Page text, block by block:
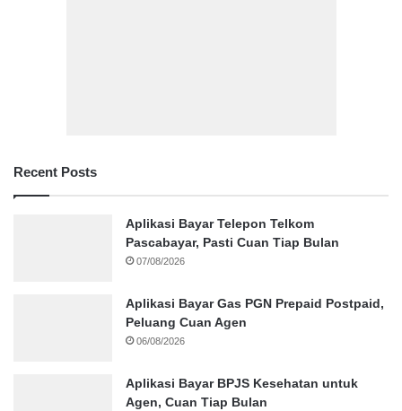
Recent Posts
Aplikasi Bayar Telepon Telkom
Pascabayar, Pasti Cuan Tiap Bulan
07/08/2026
Aplikasi Bayar Gas PGN Prepaid Postpaid,
Peluang Cuan Agen
06/08/2026
Aplikasi Bayar BPJS Kesehatan untuk
Agen, Cuan Tiap Bulan